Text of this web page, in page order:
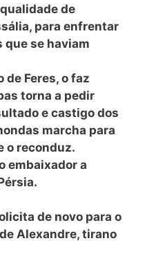
de
para enfrentar
se haviam
de Feres, o faz
torna a pedir
e castigo dos
marcha para
o reconduz.
embaixador a
de novo para o
Alexandre, tirano